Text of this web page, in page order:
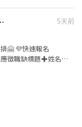
別猶豫】 點擊下方加
📩 立即私訊+1 🚀
賴 ：
選⚡地點任選⚡錄取高GJ
5天前
🤗 💜快速報名
徵職缺標題✚姓名✚